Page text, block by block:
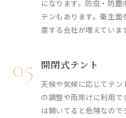
になります。防虫・防
テンもあります。衛生
置する会社が増えていま
05 開閉式テント
天候や気候に応じてテン
の調整や雨除けに利用
は開いてると危険なの